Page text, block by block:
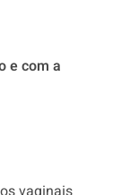
e com a